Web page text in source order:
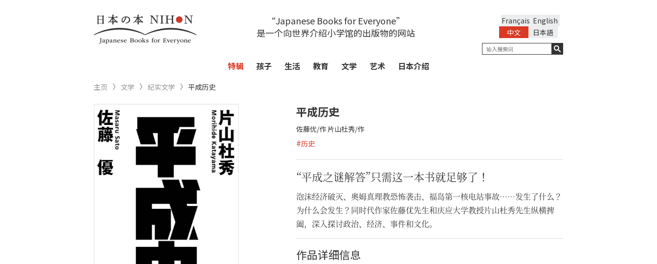
“Japanese Books for Everyone”
是一个向世界介绍小学馆的出版物的网站
English
Français
日本語
中文
特辑 孩子 生活 教育 文学 艺术 日本介绍
主页 文学 纪实文学 平成历史
平成历史
佐藤优/作 片山杜秀/作
#历史
“平成之谜解答”只需这一本书就足够了！
泡沫经济破灭、奥姆真理教恐怖袭击、福岛第一核电站事故……发生了什么？
为什么会发生？同时代作家佐藤优先生和庆应大学教授片山杜秀先生纵横捭
阖，深入探讨政治、经济、事件和文化。
作品详细信息